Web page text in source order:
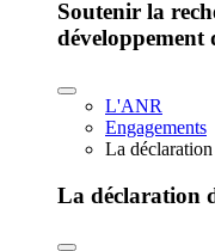
Soutenir la
développement
L'ANR
Engagements
La
La déclaration